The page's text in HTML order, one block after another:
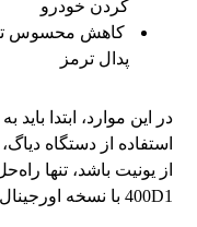
کردن خودرو
کاهش محسوس
پدال ترمز
در این موارد، ابتدا
استفاده از دستگاه
از یونیت باشد، تنها
400D1 با نسخه اورجینال است.